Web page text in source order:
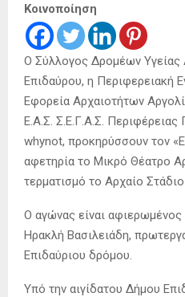
Κοινοποίηση
Ο Σύλλογος Δρομέων Υγείας
Επιδαύρου, η Περιφερειακή
Εφορεία Αρχαιοτήτων
Ε.Α.Σ. Σ.Ε.Γ.Α.Σ. Περιφέρειας
whynot, προκηρύσσουν τον
αφετηρία το Μικρό Θέατρο
τερματισμό το Αρχαίο
Ο αγώνας είναι αφιερωμένος
Ηρακλή Βασιλειάδη,
Επιδαύριου δρόμου.
Υπό την αιγίδατου Δήμου